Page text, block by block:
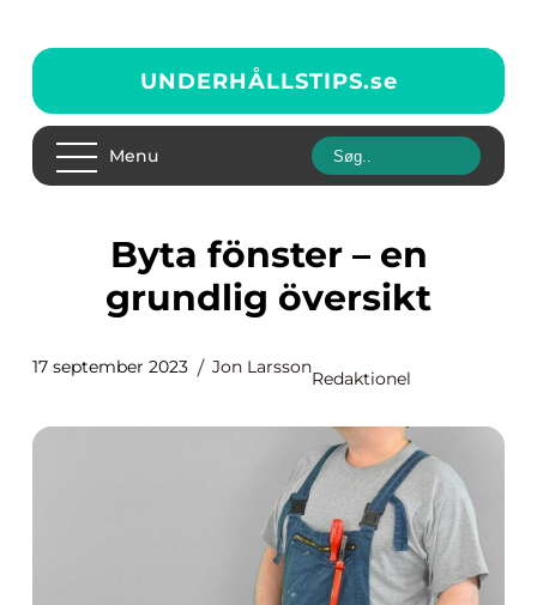
UNDERHÅLLSTIPS.se
Menu
Byta fönster – en
grundlig översikt
17 september 2023 Jon Larsson
Redaktionel